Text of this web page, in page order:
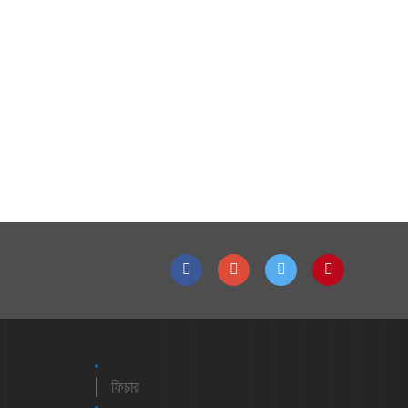
ফিচার